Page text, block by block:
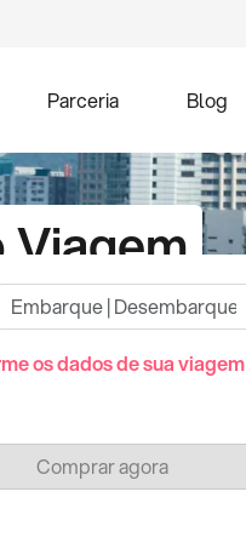
Parceria Blog
Viagem
os dados de sua viagem
Comprar agora